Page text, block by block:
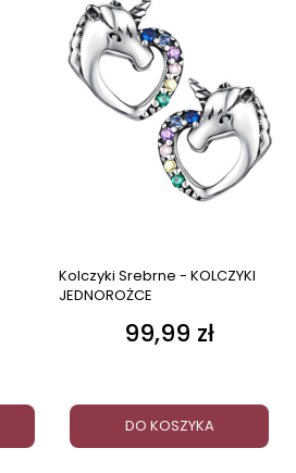
Kolczyki Srebrne - KOLCZYKI
JEDNOROŻCE
Cena
99,99 zł
DO KOSZYKA